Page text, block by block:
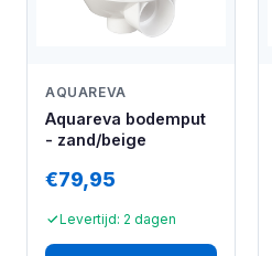
AQUAREVA
Aquareva bodemput
- zand/beige
€79,95
Levertijd: 2 dagen